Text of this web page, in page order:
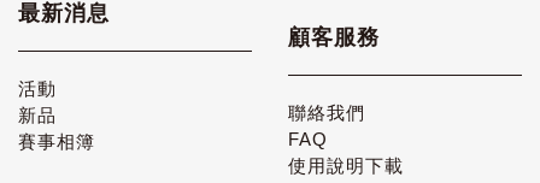
最新消息
活動
新品
賽事相簿
顧客服務
聯絡我們
FAQ
使用說明下載